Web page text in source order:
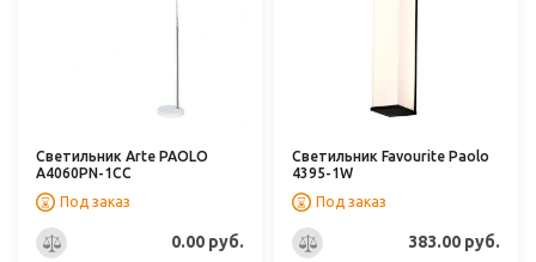
Светильник Arte PAOLO
A4060PN-1CC
Под заказ
0.00 руб.
Светильник Favourite Paolo
4395-1W
Под заказ
383.00 руб.